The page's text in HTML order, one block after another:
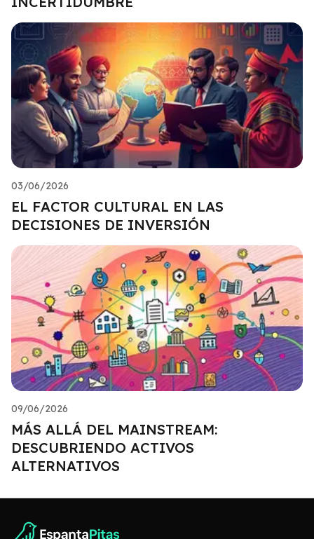
03/06/2026
EL FACTOR CULTURAL EN LAS
DECISIONES DE INVERSIÓN
09/06/2026
MÁS ALLÁ DEL MAINSTREAM:
DESCUBRIENDO ACTIVOS
ALTERNATIVOS